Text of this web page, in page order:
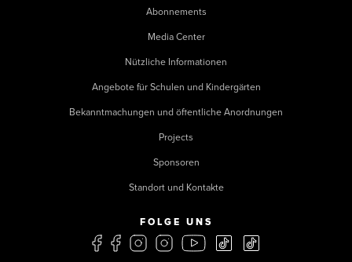
Abonnements
Media Center
Nützliche Informationen
Angebote für Schulen und Kindergärten
Bekanntmachungen und öffentliche Anordnungen
Projects
Sponsoren
Standort und Kontakte
FOLGE UNS